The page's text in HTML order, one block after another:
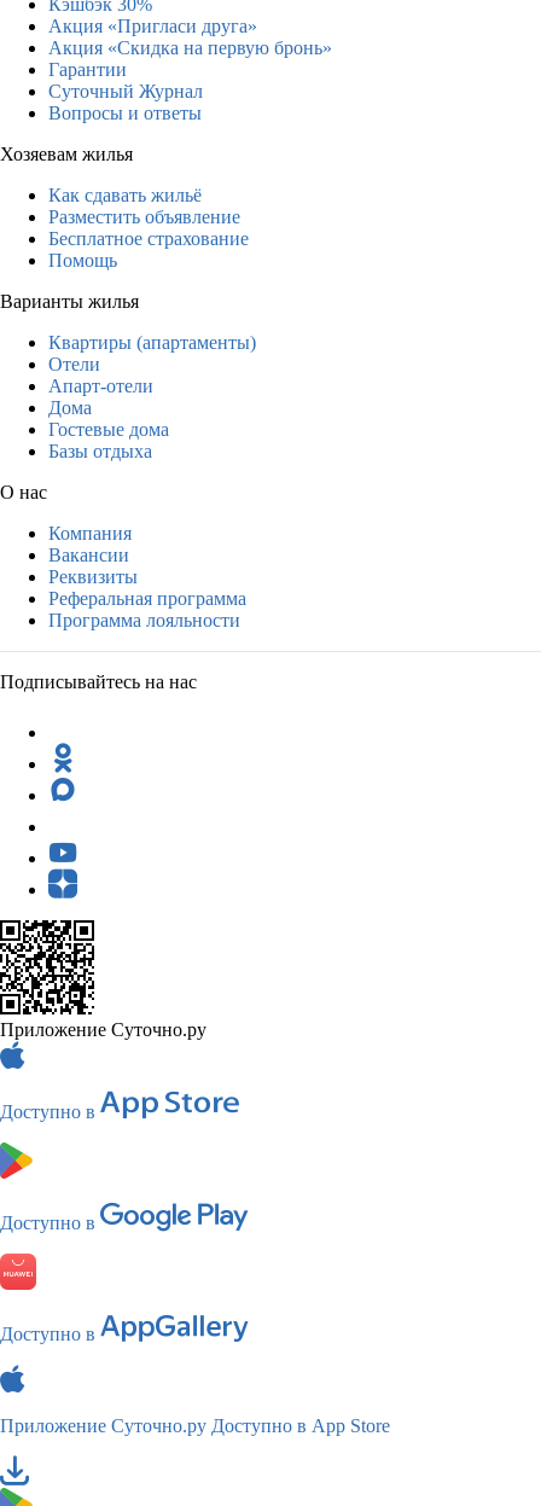
Акция «Пригласи друга»
Акция «Скидка на первую бронь»
Гарантии
Суточный Журнал
Вопросы и ответы
Хозяевам жилья
Как сдавать жильё
Разместить объявление
Бесплатное страхование
Помощь
Варианты жилья
Квартиры (апартаменты)
Отели
Апарт-отели
Дома
Гостевые дома
Базы отдыха
О нас
Компания
Вакансии
Реквизиты
Реферальная программа
Программа лояльности
Подписывайтесь на нас
Приложение Суточно.ру
Доступно в
Доступно в
Доступно в
Приложение Суточно.ру Доступно в App Store